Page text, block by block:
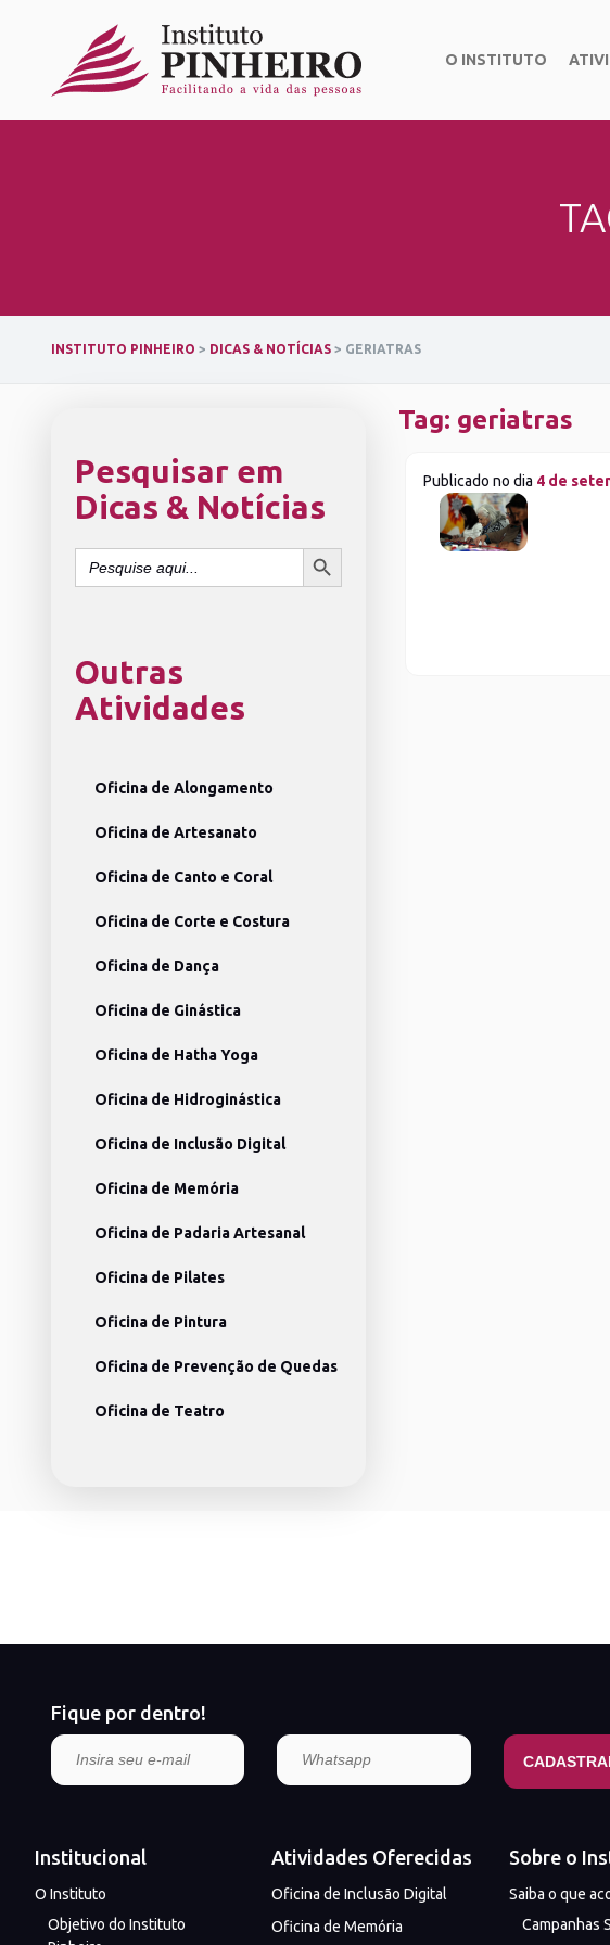
O INSTITUTO
INSTITUTO PINHEIRO > DICAS & NOTÍCIAS > GERIATRAS
Pesquisar em
Dicas & Notícias
Search
for:
SEARCH BUTTON
Outras
Atividades
Oficina de Alongamento
Oficina de Artesanato
Oficina de Canto e Coral
Oficina de Corte e Costura
Oficina de Dança
Oficina de Ginástica
Oficina de Hatha Yoga
Oficina de Hidroginástica
Oficina de Inclusão Digital
Oficina de Memória
Oficina de Padaria Artesanal
Oficina de Pilates
Oficina de Pintura
Oficina de Prevenção de Quedas
Oficina de Teatro
Tag: geriatras
Publicado no dia 4 de
Fique por dentro!
Institucional
O Instituto
Objetivo do Instituto
Atividades Oferecidas
Oficina de Inclusão Digital
Oficina de Memória
Sobre o
Saiba o que
Campanhas